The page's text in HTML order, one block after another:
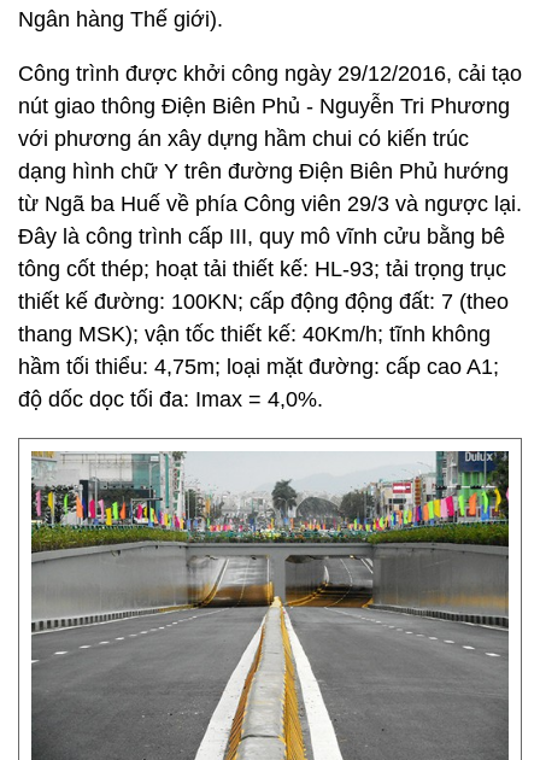
Ngân hàng Thế giới).
Công trình được khởi công ngày 29/12/2016, cải tạo
nút giao thông Điện Biên Phủ - Nguyễn Tri Phương
với phương án xây dựng hầm chui có kiến trúc
dạng hình chữ Y trên đường Điện Biên Phủ hướng
từ Ngã ba Huế về phía Công viên 29/3 và ngược lại.
Đây là công trình cấp III, quy mô vĩnh cửu bằng bê
tông cốt thép; hoạt tải thiết kế: HL-93; tải trọng trục
thiết kế đường: 100KN; cấp động động đất: 7 (theo
thang MSK); vận tốc thiết kế: 40Km/h; tĩnh không
hầm tối thiểu: 4,75m; loại mặt đường: cấp cao A1;
độ dốc dọc tối đa: Imax = 4,0%.